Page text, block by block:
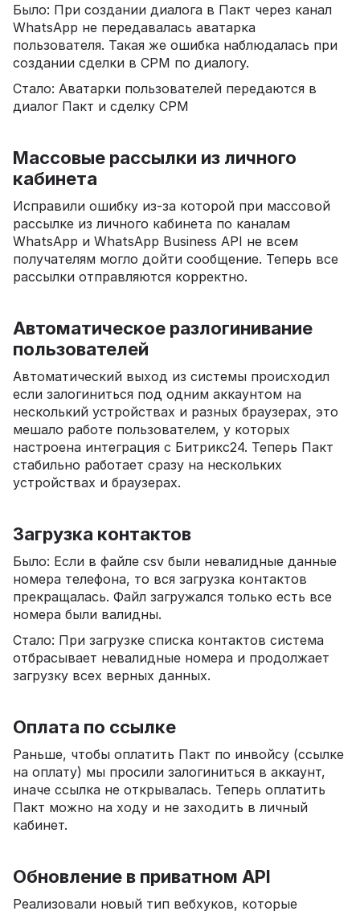
Было: При создании диалога в Пакт через канал
WhatsApp не передавалась аватарка
пользователя. Такая же ошибка наблюдалась при
создании сделки в СРМ по диалогу.
Стало: Аватарки пользователей передаются в
диалог Пакт и сделку СРМ
Массовые рассылки из личного
кабинета
Исправили ошибку из-за которой при массовой
рассылке из личного кабинета по каналам
WhatsApp и WhatsApp Business API не всем
получателям могло дойти сообщение. Теперь все
рассылки отправляются корректно.
Автоматическое разлогинивание
пользователей
Автоматический выход из системы происходил
если залогиниться под одним аккаунтом на
несколький устройствах и разных браузерах, это
мешало работе пользователем, у которых
настроена интеграция с Битрикс24. Теперь Пакт
стабильно работает сразу на нескольких
устройствах и браузерах.
Загрузка контактов
Было: Если в файле csv были невалидные данные
номера телефона, то вся загрузка контактов
прекращалась. Файл загружался только есть все
номера были валидны.
Стало: При загрузке списка контактов система
отбрасывает невалидные номера и продолжает
загрузку всех верных данных.
Оплата по ссылке
Раньше, чтобы оплатить Пакт по инвойсу (ссылке
на оплату) мы просили залогиниться в аккаунт,
иначе ссылка не открывалась. Теперь оплатить
Пакт можно на ходу и не заходить в личный
кабинет.
Обновление в приватном API
Реализовали новый тип вебхуков, которые